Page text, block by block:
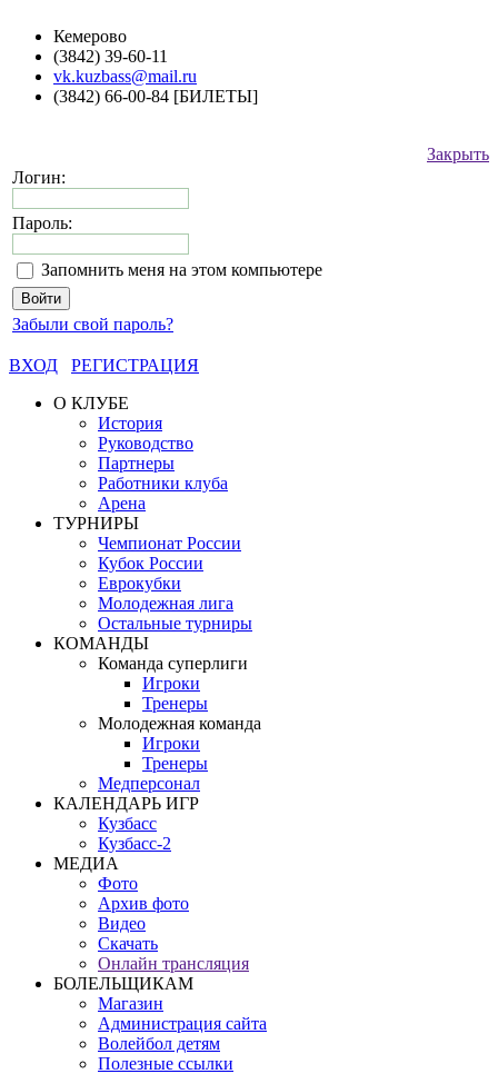
Кемерово
(3842) 39-60-11
vk.kuzbass@mail.ru
(3842) 66-00-84 [БИЛЕТЫ]
Закрыть
Логин:
Пароль:
Запомнить меня на этом компьютере
Забыли свой пароль?
ВХОД
РЕГИСТРАЦИЯ
О КЛУБЕ
История
Руководство
Партнеры
Работники клуба
Арена
ТУРНИРЫ
Чемпионат России
Кубок России
Еврокубки
Молодежная лига
Остальные турниры
КОМАНДЫ
Команда суперлиги
Игроки
Тренеры
Молодежная команда
Игроки
Тренеры
Медперсонал
КАЛЕНДАРЬ ИГР
Кузбасс
Кузбасс-2
МЕДИА
Фото
Архив фото
Видео
Скачать
Онлайн трансляция
БОЛЕЛЬЩИКАМ
Магазин
Администрация сайта
Волейбол детям
Полезные ссылки